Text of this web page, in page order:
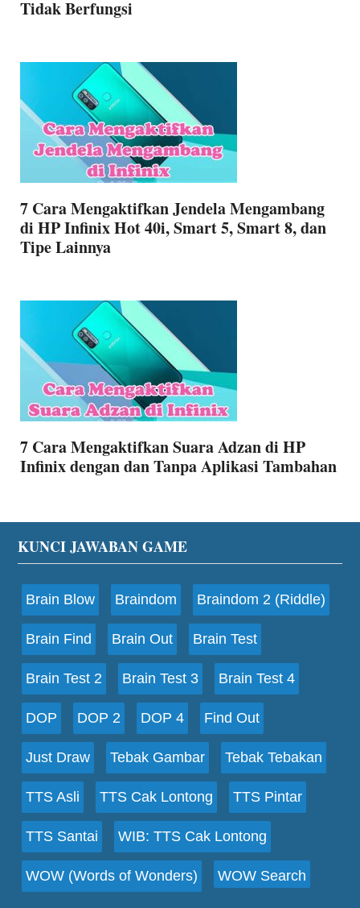
Tidak Berfungsi
7 Cara Mengaktifkan Jendela Mengambang
di HP Infinix Hot 40i, Smart 5, Smart 8, dan
Tipe Lainnya
7 Cara Mengaktifkan Suara Adzan di HP
Infinix dengan dan Tanpa Aplikasi Tambahan
Footer
KUNCI JAWABAN GAME
Brain Blow Braindom Braindom 2 (Riddle)
Brain Find Brain Out Brain Test
Brain Test 2 Brain Test 3 Brain Test 4
DOP DOP 2 DOP 4 Find Out
Just Draw Tebak Gambar Tebak Tebakan
TTS Asli TTS Cak Lontong TTS Pintar
TTS Santai WIB: TTS Cak Lontong
WOW (Words of Wonders) WOW Search